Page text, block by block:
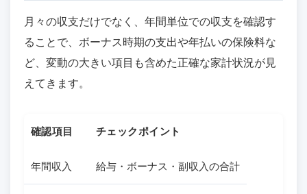
月々の収支だけでなく、年間単位での収支を確認す
ることで、ボーナス時期の支出や年払いの保険料な
ど、変動の大きい項目も含めた正確な家計状況が見
えてきます。
確認項目 チェックポイント
年間収入 給与・ボーナス・副収入の合計